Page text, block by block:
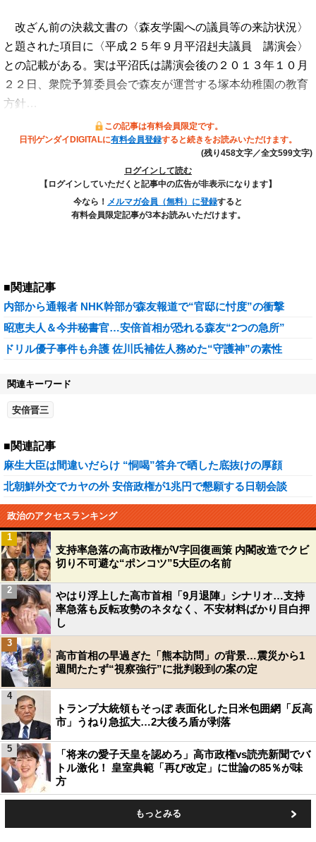
改ざん前の決裁文書の〈森友学園への議員等の来訪状況〉
と題された項目に〈平成２５年９月平沼赳夫議員 講演会〉
との記載がある。実は平沼氏は講演会後の２０１３年１０月
２２日、衆院予算委員会で森友が運営する塚本幼稚園の教育
方針…
この記事は有料会員限定です。
日刊ゲンダイDIGITALに有料会員登録すると続きをお読みいただけます。
(残り458文字／全文599文字)
ログインして読む
【ログインしていただくと記事中の広告が非表示になります】
今なら！ メルマガ会員（無料）に登録すると
有料会員限定記事が3本お読みいただけます。
■関連記事
内部から通報者 NHK幹部が森友報道で“官邸に忖度”の衝撃
昭恵夫人＆今井秘書官…安倍首相が恐れる森友“2つの急所”
ドリル優子事件も弁護 佐川氏補佐人務めた“守護神”の素性
関連キーワード
安倍晋三
■関連記事
麻生大臣は間違いだらけ “恫喝”答弁で晒した底抜けの厚顔
北朝鮮外交でカヤの外 安倍政権が1兆円で懇願する日朝会談
政治のアクセスランキング
支持率急落の高市政権がV字回復画策 内閣改造でクビ
切り不可避な“ポンコツ”5大臣の名前
1
やはり浮上した高市首相「9月退陣」シナリオ…支持
率急落も反転攻勢のネタなく、不安材料ばかり目白押
し
2
高市首相の早過ぎた「熊本訪問」の背景…震災から1
週間たたず“視察強行”に批判殺到の案の定
3
トランプ大統領もそっぽ 表面化した日米包囲網「反高
市」うねり急拡大…2大後ろ盾が剥落
4
「将来の愛子天皇を認めろ」高市政権vs読売新聞でバ
トル激化！ 皇室典範「再び改定」に世論の85％が味
方
5
もっとみる